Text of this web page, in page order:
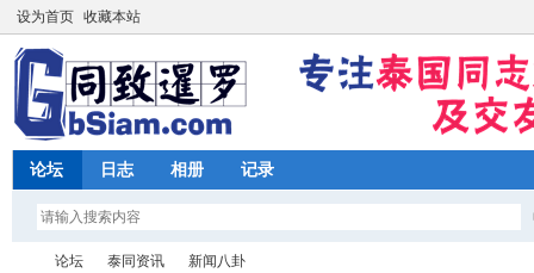
设为首页 收藏本站
论坛 日志 相册 记录
论坛 泰同资讯 新闻八卦